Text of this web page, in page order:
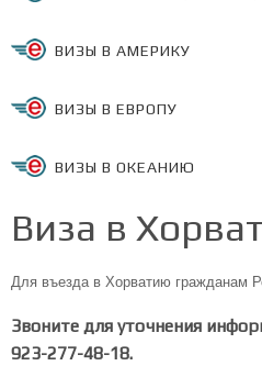
ВИЗЫ В АМЕРИКУ
ВИЗЫ В ЕВРОПУ
ВИЗЫ В ОКЕАНИЮ
Виза в
Для въезда в Хорватию гражданам
Звоните для уточнения
923-277-48-18.